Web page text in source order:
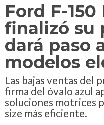
Ford F-
finalizó su
dará paso
modelos
Las bajas ventas del
firma del óvalo azul
soluciones motrices
size más eficiente.